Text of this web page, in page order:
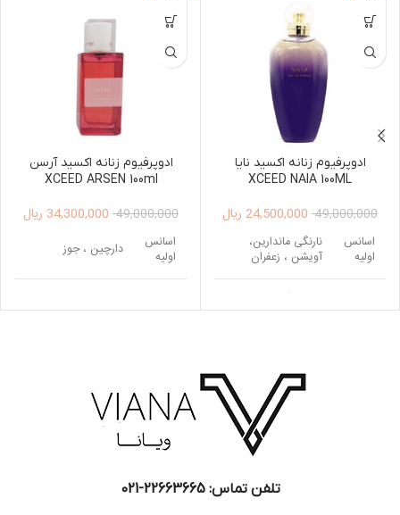
ادوپرفیوم زنانه اکسید نایا
XCEED NAIA 100ML
49,000,000
24,500,000 ریال
اسانس
اولیه
نارنگی ماندارین،
آویشن ، زعفران
میانی
گل سوسن
برزیلی ، وانیل ، خزه
درخت بلوط
ادوپرفیوم زنانه اکسید آرسن
XCEED ARSEN 100ml
49,000,000
34,300,000 ریال
اسانس
اولیه
دارچین ، جوز
اسانس
سفید ، چوب گایاک،
پایه
وانیل ، شکوفه تنباکو
، لابدانیوم
تلفن تماس: 22663665-021​